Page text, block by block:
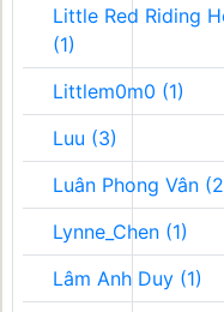
Little Red Riding
(1)
Littlem0m0 (1)
Luu (3)
Luân Phong Vân
Lynne_Chen (1)
Lâm Anh Duy (1)